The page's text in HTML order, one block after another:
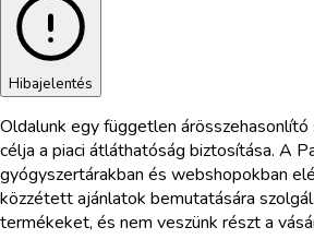
Hibajelentés
Oldalunk egy független
célja a piaci átláthatóság biztosítása. A
gyógyszertárakban és webshopokban
közzétett ajánlatok bemutatására
termékeket, és nem veszünk részt a